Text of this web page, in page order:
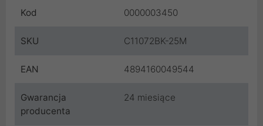
Kod 0000003450
SKU C11072BK-25M
EAN 4894160049544
Gwarancja
producenta
24 miesiące